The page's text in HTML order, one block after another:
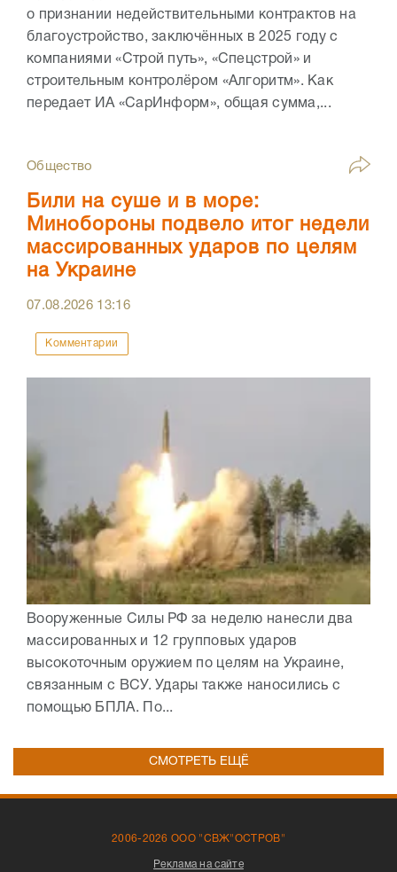
о признании недействительными контрактов на
благоустройство, заключённых в 2025 году с
компаниями «Строй путь», «Спецстрой» и
строительным контролёром «Алгоритм». Как
передает ИА «СарИнформ», общая сумма,...
Общество
Били на суше и в море:
Минобороны подвело итог недели
массированных ударов по целям
на Украине
07.08.2026 13:16
Комментарии
Вооруженные Силы РФ за неделю нанесли два
массированных и 12 групповых ударов
высокоточным оружием по целям на Украине,
связанным с ВСУ. Удары также наносились с
помощью БПЛА. По...
СМОТРЕТЬ ЕЩЁ
2006-2026 ООО "СВЖ"ОСТРОВ"
Реклама на сайте